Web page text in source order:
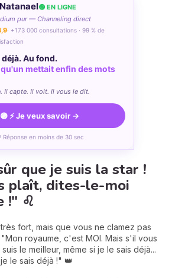
Natanael🟢 EN LIGNE
pur — Channeling direct
· +173 000 consultations · 99 % de
Au fond.
mettait enfin des mots
Il capte. Il voit. Il vous le dit.
🟣 ⚡ Je veux savoir →
Réponse en moins de 30 sec
que je suis la star !
plaît, dites-le-moi
!" ♌
fort, mais que vous ne clamez pas
royaume, c'est MOI. Mais s'il vous
le meilleur, même si je le sais déjà...
le sais déjà !" 👑